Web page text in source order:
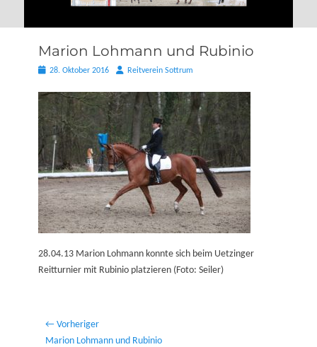
Marion Lohmann und Rubinio
Posted28. Oktober 2016 AutorReitverein Sottrum
28.04.13 Marion Lohmann konnte sich beim Uetzinger
Reitturnier mit Rubinio platzieren (Foto: Seiler)
Beitragsnavigation
← Vorheriger
Vorheriger
Marion Lohmann und Rubinio